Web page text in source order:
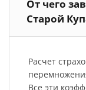
От чего
Старой
Расчет
Все эти